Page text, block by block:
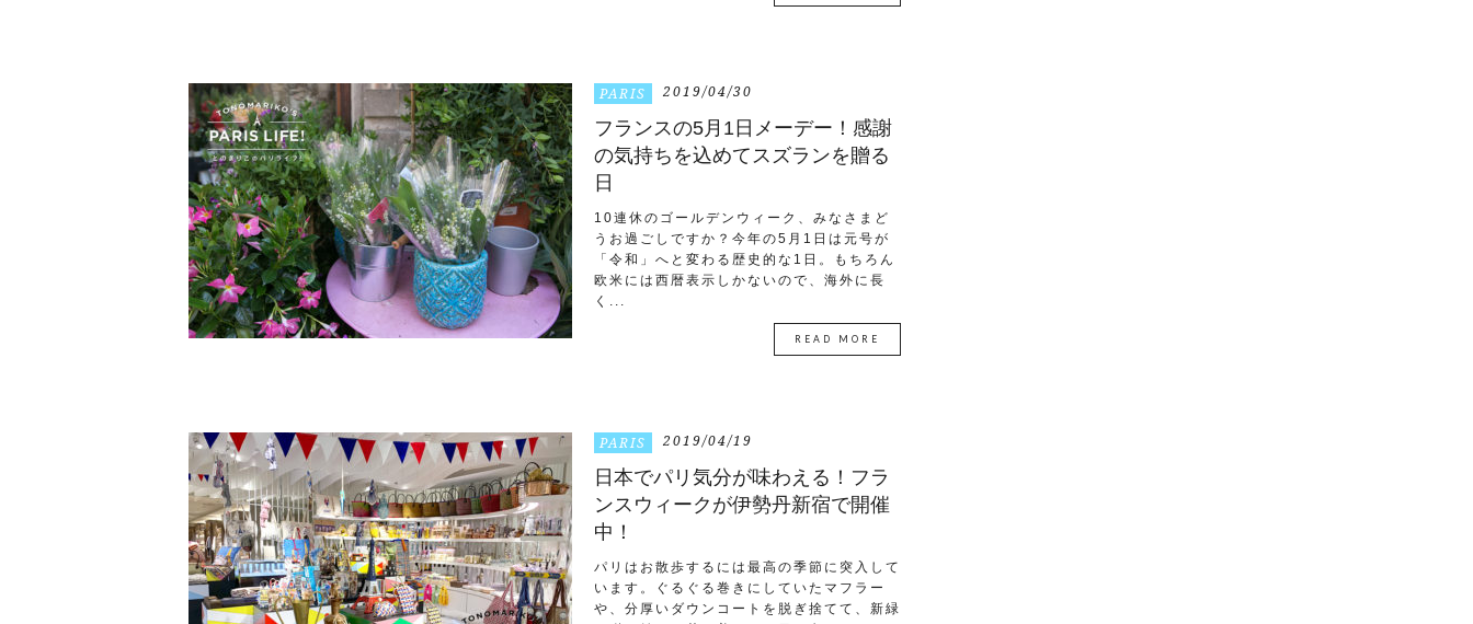
PARIS 2019/04/30
フランスの5月1日メーデー！感謝
の気持ちを込めてスズランを贈る
日
10連休のゴールデンウィーク、みなさまど
うお過ごしですか？今年の5月1日は元号が
「令和」へと変わる歴史的な1日。もちろん
欧米には西暦表示しかないので、海外に長
く...
READ MORE
PARIS 2019/04/19
日本でパリ気分が味わえる！フラ
ンスウィークが伊勢丹新宿で開催
中！
パリはお散歩するには最高の季節に突入して
います。ぐるぐる巻きにしていたマフラー
や、分厚いダウンコートを脱ぎ捨てて、新緑